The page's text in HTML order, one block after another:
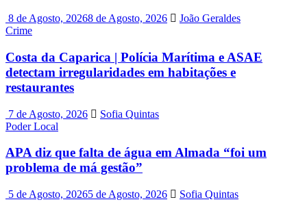
8 de Agosto, 20268 de Agosto, 2026
João Geraldes
Crime
Costa da Caparica | Polícia Marítima e ASAE
detectam irregularidades em habitações e
restaurantes
7 de Agosto, 2026
Sofia Quintas
Poder Local
APA diz que falta de água em Almada “foi um
problema de má gestão”
5 de Agosto, 20265 de Agosto, 2026
Sofia Quintas